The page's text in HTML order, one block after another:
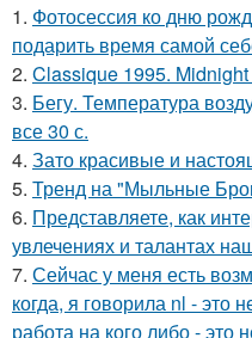
1. Фотосессия ко дню
подарить время самой
2. Classique 1995.
3. Бегу. Температура
все 30 с.
4. Зато красивые и
5. Тренд на "Мыльные
6. Представляете, как
увлечениях и талантах
7. Сейчас у меня есть
когда, я говорила nl - это
работа на кого либо - это